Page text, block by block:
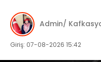
Admin/
Giriş: 07-08-2026 15:42